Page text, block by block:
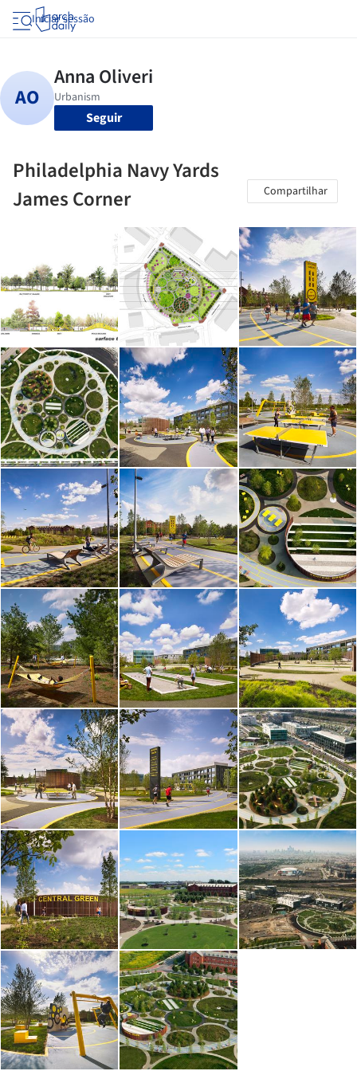
Iniciar sessão
Seguir
Philadelphia Navy Yards
James Corner
Compartilhar